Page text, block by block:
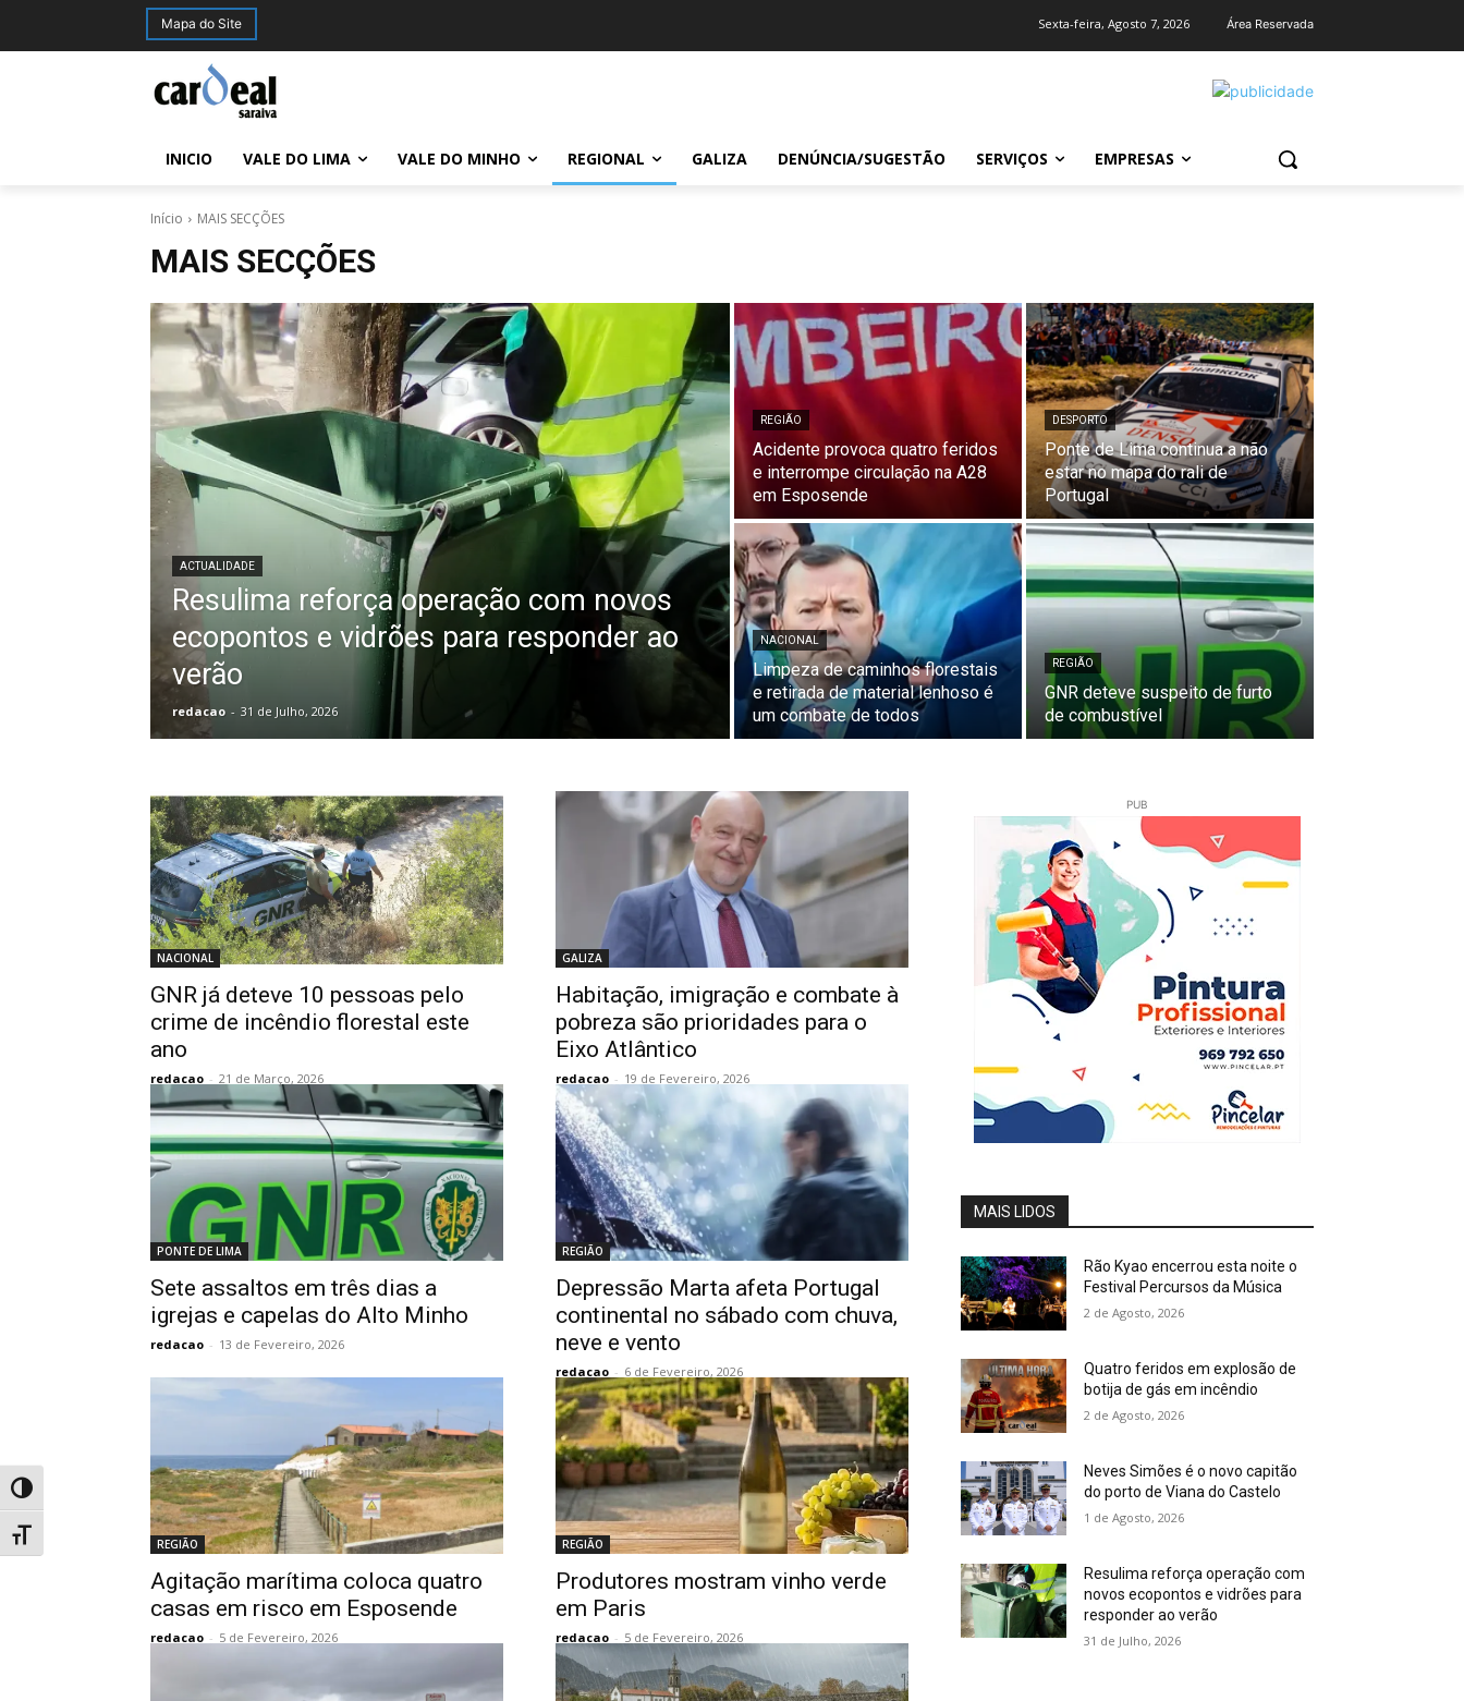
Toggle High Contrast
Toggle Font size
Mapa do Site Sexta-feira, Agosto 7, 2026 Área Reservada
INICIO VALE DO LIMA VALE DO MINHO REGIONAL GALIZA DENÚNCIA/SUGESTÃO SERVIÇOS EMPRESAS
Início MAIS SECÇÕES
MAIS SECÇÕES
ACTUALIDADE
Resulima reforça operação com novos
ecopontos e vidrões para responder ao
verão
redacao - 31 de Julho, 2026
REGIÃO
Acidente provoca quatro feridos
e interrompe circulação na A28
em Esposende
DESPORTO
Ponte de Lima continua a não
estar no mapa do rali de
Portugal
NACIONAL
Limpeza de caminhos florestais
e retirada de material lenhoso é
um combate de todos
REGIÃO
GNR deteve suspeito de furto
de combustível
NACIONAL
GNR já deteve 10 pessoas pelo
crime de incêndio florestal este
ano
redacao - 21 de Março, 2026
GALIZA
Habitação, imigração e combate à
pobreza são prioridades para o
Eixo Atlântico
redacao - 19 de Fevereiro, 2026
PONTE DE LIMA
Sete assaltos em três dias a
igrejas e capelas do Alto Minho
redacao - 13 de Fevereiro, 2026
REGIÃO
Depressão Marta afeta Portugal
continental no sábado com chuva,
neve e vento
redacao - 6 de Fevereiro, 2026
REGIÃO
Agitação marítima coloca quatro
casas em risco em Esposende
redacao - 5 de Fevereiro, 2026
REGIÃO
Produtores mostram vinho verde
em Paris
redacao - 5 de Fevereiro, 2026
PUB
MAIS LIDOS
Rão Kyao encerrou esta noite o
Festival Percursos da Música
2 de Agosto, 2026
Quatro feridos em explosão de
botija de gás em incêndio
2 de Agosto, 2026
Neves Simões é o novo capitão
do porto de Viana do Castelo
1 de Agosto, 2026
Resulima reforça operação com
novos ecopontos e vidrões para
responder ao verão
31 de Julho, 2026